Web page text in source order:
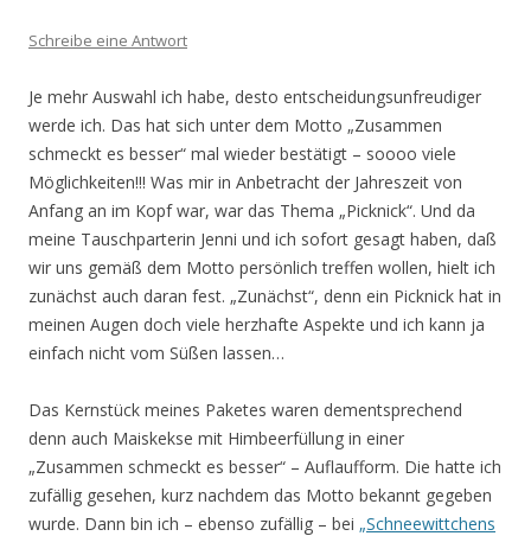
Schreibe eine Antwort
Je mehr Auswahl ich habe, desto entscheidungsunfreudiger
werde ich. Das hat sich unter dem Motto „Zusammen
schmeckt es besser“ mal wieder bestätigt – soooo viele
Möglichkeiten!!! Was mir in Anbetracht der Jahreszeit von
Anfang an im Kopf war, war das Thema „Picknick“. Und da
meine Tauschparterin Jenni und ich sofort gesagt haben, daß
wir uns gemäß dem Motto persönlich treffen wollen, hielt ich
zunächst auch daran fest. „Zunächst“, denn ein Picknick hat in
meinen Augen doch viele herzhafte Aspekte und ich kann ja
einfach nicht vom Süßen lassen…
Das Kernstück meines Paketes waren dementsprechend
denn auch Maiskekse mit Himbeerfüllung in einer
„Zusammen schmeckt es besser“ – Auflaufform. Die hatte ich
zufällig gesehen, kurz nachdem das Motto bekannt gegeben
wurde. Dann bin ich – ebenso zufällig – bei „Schneewittchens